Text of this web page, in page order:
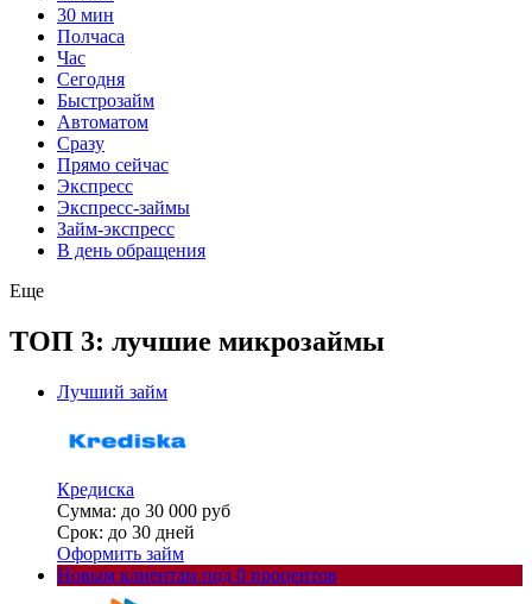
30 мин
Полчаса
Час
Сегодня
Быстрозайм
Автоматом
Сразу
Прямо сейчас
Экспресс
Экспресс-займы
Займ-экспресс
В день обращения
Еще
ТОП 3: лучшие микрозаймы
Лучший займ
Кредиска
Сумма: до 30 000 руб
Срок: до 30 дней
Оформить займ
Новым клиентам под 0 процентов